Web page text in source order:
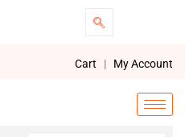
Cart | My Account